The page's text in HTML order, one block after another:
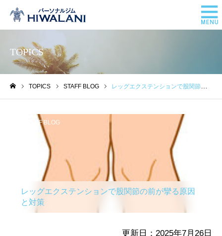
TOPICS
TOPICS STAFF BLOG レッグエクステンションで股関節の前が攣る原因と対策
STAFF BLOG
レッグエクステンションで股関節の前が攣る原因
と対策
更新日：2025年7月26日